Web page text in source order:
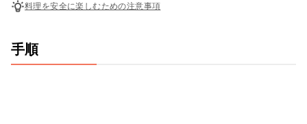
料理を安全に楽しむための注意事項
手順